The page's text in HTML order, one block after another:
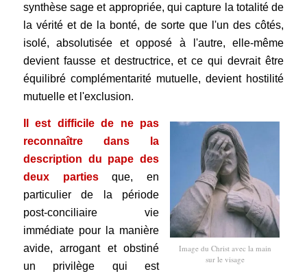
synthèse sage et appropriée, qui capture la totalité de
la vérité et de la bonté, de sorte que l'un des côtés,
isolé, absolutisée et opposé à l'autre, elle-même
devient fausse et destructrice, et ce qui devrait être
équilibré complémentarité mutuelle, devient hostilité
mutuelle et l'exclusion.
Image du Christ avec la main
sur le visage
Il est difficile de ne pas
reconnaître dans la
description du pape des
deux partiesque, en
particulier de la période
post-conciliaire vie
immédiate pour la manière
avide, arrogant et obstiné
un privilège qui est